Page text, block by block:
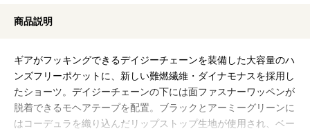
商品説明
ギアがフッキングできるデイジーチェーンを装備した大容量のハ
ンズフリーポケットに、新しい難燃繊維・ダイナモナスを採用し
たショーツ。デイジーチェーンの下には面ファスナーワッペンが
脱着できるモヘアテープを配置。ブラックとアーミーグリーンに
はコーデュラを織り込んだリップストップ生地が使用され、ベー